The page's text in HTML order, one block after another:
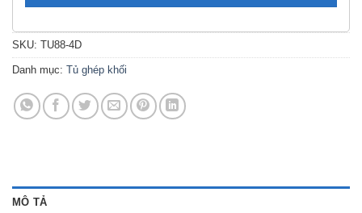
SKU: TU88-4D
Danh mục: Tủ ghép khối
MÔ TẢ